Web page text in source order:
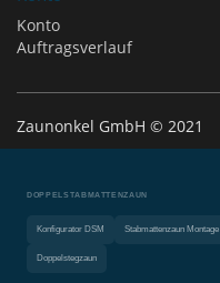
Konto
Auftragsverlauf
Zaunonkel GmbH © 2021
DOPPELSTABMATTENZAUN
Konfigurator DSM Stabmattenzaun Montage
Doppelstegzaun